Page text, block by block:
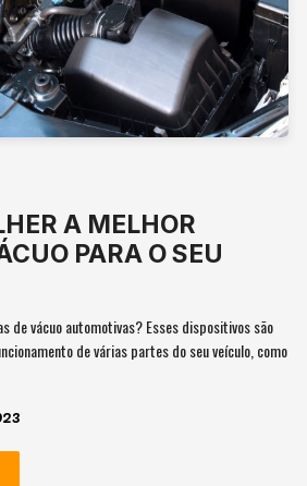
A MELHOR
PARA O SEU
de vácuo automotivas? Esses dispositivos são
de várias partes do seu veículo, como